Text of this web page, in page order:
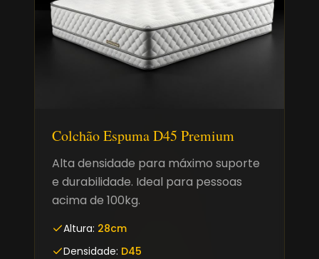
Colchão Espuma D45 Premium
Alta densidade para máximo suporte
e durabilidade. Ideal para pessoas
acima de 100kg.
Altura: 28cm
Densidade: D45